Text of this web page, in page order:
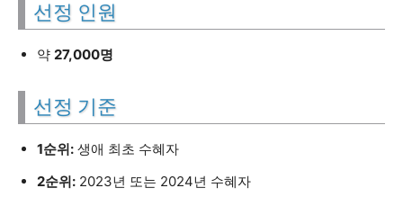
선정 인원
약 27,000명
선정 기준
1순위: 생애 최초 수혜자
2순위: 2023년 또는 2024년 수혜자